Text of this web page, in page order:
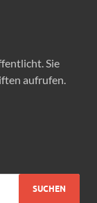
Sie
aufrufen.